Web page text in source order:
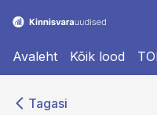
Avaleht Kõik lood
Tagasi